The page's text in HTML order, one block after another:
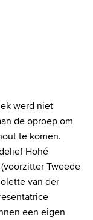
werd niet
de oproep om
te komen.
Hohé
Tweede
van der
een eigen